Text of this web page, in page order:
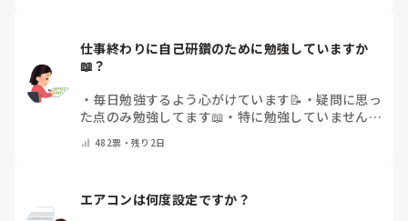
仕事終わりに自己研鑽のために勉強していますか
📖？
・ 毎日勉強するよう心がけています📝 ・疑問に思っ
た点のみ勉強してます📖 ・ 特に勉強していません・
482票・残り2日
エアコンは何度設定ですか？